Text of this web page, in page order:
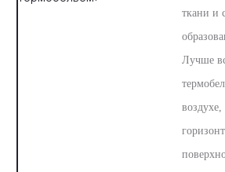
ткани и
Лучше